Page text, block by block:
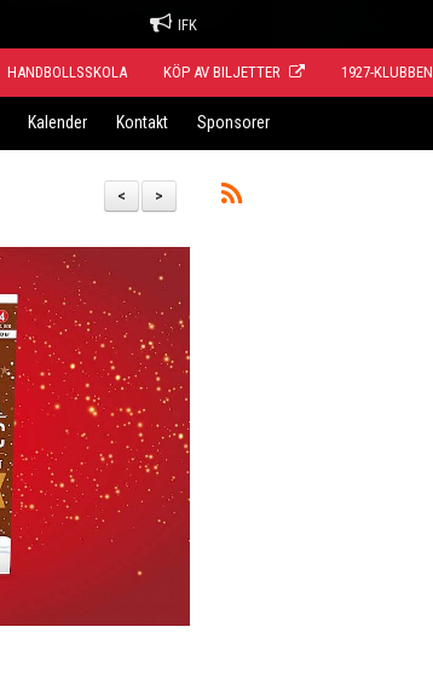
IFK
HANDBOLLSSKOLA KÖP AV BILJETTER 1927-KLUBBEN
Kalender Kontakt Sponsorer
>
<